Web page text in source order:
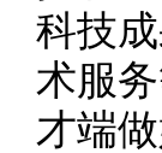
科技
术服
才端